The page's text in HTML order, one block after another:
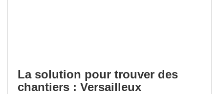
La solution pour trouver des
chantiers : Versailleux